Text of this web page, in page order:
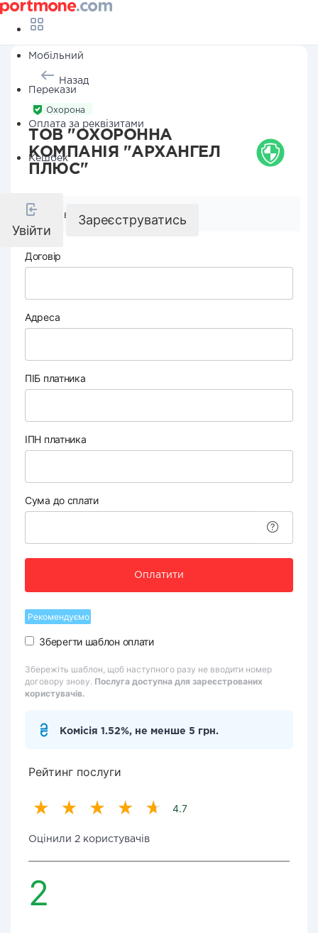
Мобільний
Перекази
Оплата за реквізитами
Кешбек
Увійти
Зареєструватись
Назад
Охорона
ТОВ "ОХОРОННА
КОМПАНІЯ "АРХАНГЕЛ
ПЛЮС"
Реквізити компанії
Договір
Адреса
ПІБ платника
ІПН платника
Сума до сплати
Оплатити
Рекомендуємо
Зберегти шаблон оплати
Збережіть шаблон, щоб наступного разу не вводити номер
договору знову. Послуга доступна для зареєстрованих
користувачів.
Комісія 1.52%, не менше 5 грн.
Рейтинг послуги
4.7
Оцінили 2 користувачів
2